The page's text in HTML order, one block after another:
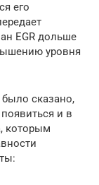
его
EGR дольше
уровня
сказано,
и в
которым